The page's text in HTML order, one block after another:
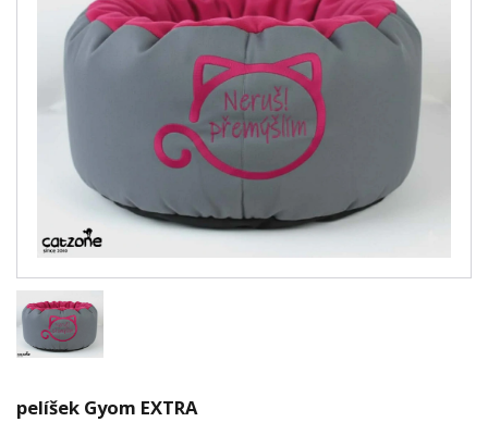
pelíšek Gyom EXTRA